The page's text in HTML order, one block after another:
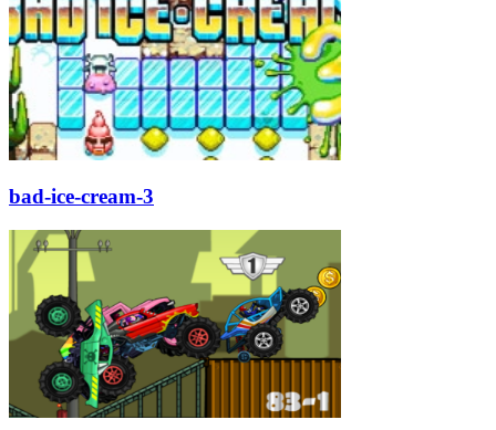
bad-ice-cream-3